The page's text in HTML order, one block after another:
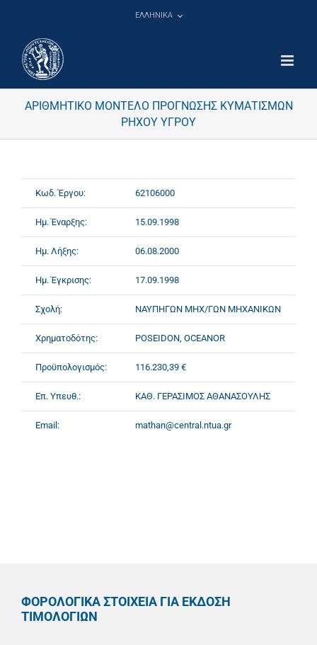
ΕΛΛΗΝΙΚΑ
ΑΡΙΘΜΗΤΙΚΟ ΜΟΝΤΕΛΟ ΠΡΟΓΝΩΣΗΣ ΚΥΜΑΤΙΣΜΩΝ
ΡΗΧΟΥ ΥΓΡΟΥ
Κωδ. Έργου: 62106000
Ημ. Έναρξης: 15.09.1998
Ημ. Λήξης: 06.08.2000
Ημ. Έγκρισης: 17.09.1998
Σχολή: ΝΑΥΠΗΓΩΝ ΜΗΧ/ΓΩΝ ΜΗΧΑΝΙΚΩΝ
Χρηματοδότης: POSEIDON, OCEANOR
Προϋπολογισμός: 116.230,39 €
Επ. Υπευθ.: ΚΑΘ. ΓΕΡΑΣΙΜΟΣ ΑΘΑΝΑΣΟΥΛΗΣ
Email: mathan@central.ntua.gr
ΦΟΡΟΛΟΓΙΚΑ ΣΤΟΙΧΕΙΑ ΓΙΑ ΕΚΔΟΣΗ
ΤΙΜΟΛΟΓΙΩΝ